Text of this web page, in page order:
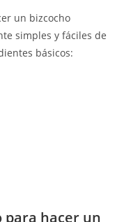
un bizcocho
simples y fáciles de
básicos:
para hacer un